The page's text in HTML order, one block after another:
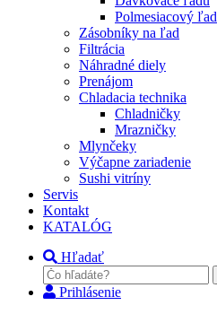
Polmesiacový ľad
Zásobníky na ľad
Filtrácia
Náhradné diely
Prenájom
Chladacia technika
Chladničky
Mrazničky
Mlynčeky
Výčapne zariadenie
Sushi vitríny
Servis
Kontakt
KATALÓG
Hľadať
Prihlásenie